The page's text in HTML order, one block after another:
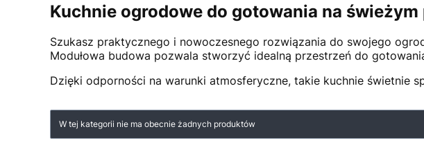
Kuchnie ogrodowe do gotowania na
Szukasz praktycznego i nowoczesnego rozwiązania do swojego
Modułowa budowa pozwala stworzyć idealną przestrzeń do
Dzięki odporności na warunki atmosferyczne, takie kuchnie świetnie
Lista produktów
W tej kategorii nie ma obecnie żadnych produktów